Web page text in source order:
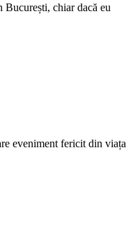
București, chiar dacă eu
eveniment fericit din viața